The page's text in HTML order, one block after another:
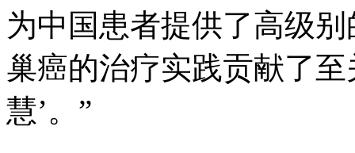
为中国患者提供了高级
巢癌的治疗实践贡献了至
慧’。”